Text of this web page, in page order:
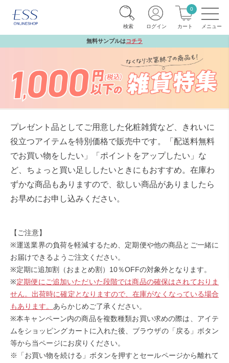
検索 ログイン カート
0
無料サンプルはコチラ
プレゼント品としてご用意した化粧雑貨など、きれいに
役立つアイテムを特別価格で販売中です。
「配送料無料
でお買い物をしたい」「ポイントをアップしたい」な
ど、ちょっと買い足ししたいときにもおすすめ。 在庫わ
ずかな商品もありますので、欲しい商品がありましたら
お早めにお申し込みください。
【ご注意】
※運送業界の負荷を軽減するため、定期便や他の商品とご一緒に
お届けできるようご注文ください。
※定期に追加割（おまとめ割）10％OFFの対象外となります。
※定期便にご追加いただいた段階では商品の確保はされておりま
せん。出荷時に確定となりますので、在庫がなくなっている場合
もあります。 あらかじめご了承ください。
※本キャンペーン内の商品を複数種類お買い求めの際は、アイテ
ムをショッピングカートに入れた後、ブラウザの「戻る」ボタン
等から当ページにお戻りください。
※「お買い物を続ける」ボタンを押すとセールページから離れて